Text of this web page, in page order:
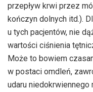
przepływ krwi przez
kończyn dolnych itd.).
u tych pacjentów, nie
wartości ciśnienia
Może to bowiem
w postaci omdleń,
udaru niedokrwiennego